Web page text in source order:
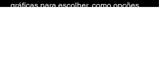
gráficas para escolher, como opções